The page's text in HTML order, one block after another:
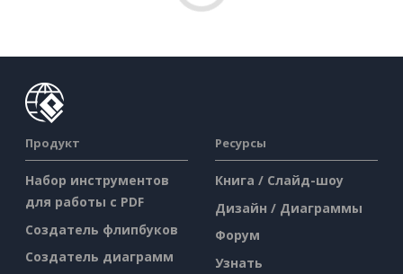
Продукт
Набор инструментов
для работы с PDF
Создатель флипбуков
Создатель диаграмм
Ресурсы
Книга / Слайд-шоу
Дизайн / Диаграммы
Форум
Узнать